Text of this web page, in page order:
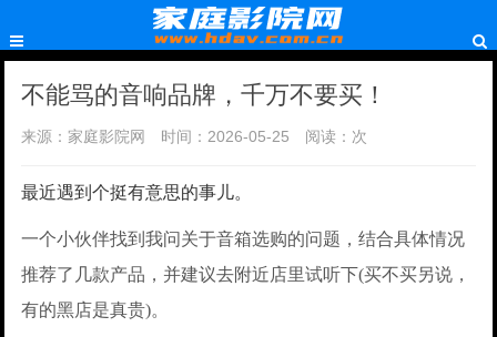
不能骂的音响品牌，千万不要买！
来源：家庭影院网 时间：2026-05-25 阅读： 次
最近遇到个挺有意思的事儿。
一个小伙伴找到我问关于音箱选购的问题，结合具体情况
推荐了几款产品，并建议去附近店里试听下(买不买另说，
有的黑店是真贵)。